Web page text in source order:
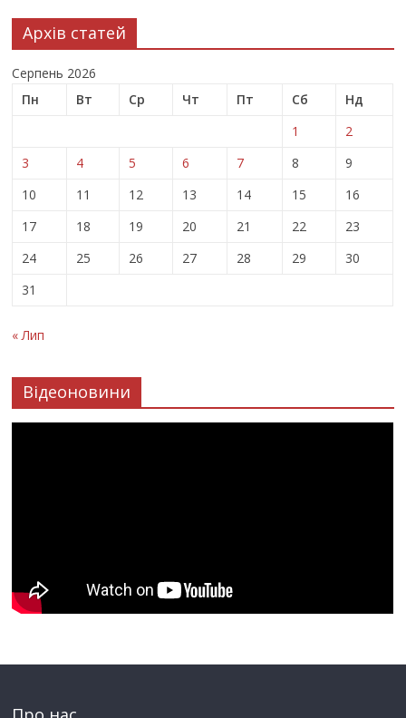
Архів статей
Серпень 2026
Пн
Вт Ср Чт Пт Сб
Нд
1
2
3
4 5 6 7 8
9
10
11 12 13 14 15
16
17
18 19 20 21 22
23
24
25 26 27 28 29
30
31
« Лип
Відеоновини